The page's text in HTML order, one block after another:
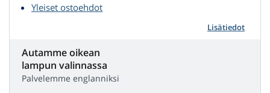
Yleiset ostoehdot
Lisätiedot
Autamme oikean
lampun valinnassa
Palvelemme englanniksi